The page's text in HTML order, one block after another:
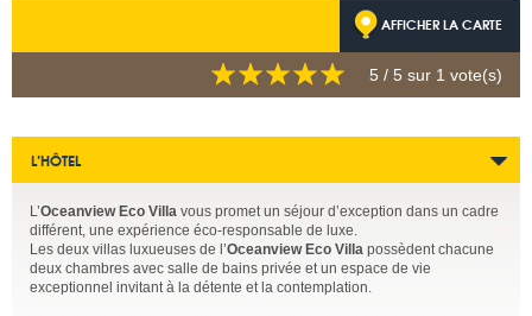
AFFICHER LA CARTE
5 / 5 sur 1 vote(s)
L’HÔTEL
L’Oceanview Eco Villa vous promet un séjour d’exception dans un cadre
différent, une expérience éco-responsable de luxe.
Les deux villas luxueuses de l’Oceanview Eco Villa possèdent chacune
deux chambres avec salle de bains privée et un espace de vie
exceptionnel invitant à la détente et la contemplation.